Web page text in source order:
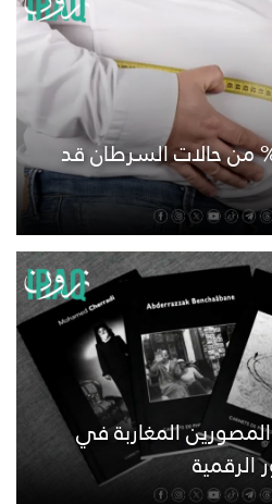
أكثر من 10% من حالات السرطان قد
المغاربة في
الرقمية